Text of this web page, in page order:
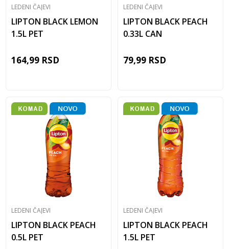
LEDENI ČAJEVI
LIPTON BLACK LEMON
1.5L PET
164,99 RSD
LEDENI ČAJEVI
LIPTON BLACK PEACH
0.33L CAN
79,99 RSD
LEDENI ČAJEVI
LIPTON BLACK PEACH
0.5L PET
LEDENI ČAJEVI
LIPTON BLACK PEACH
1.5L PET